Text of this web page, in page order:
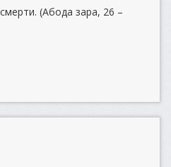
(Абода зара, 26 –